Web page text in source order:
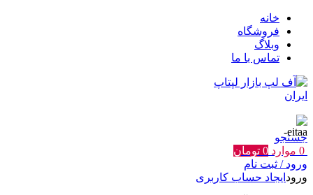
خانه
فروشگاه
وبلاگ
تماس با ما
جستجو
0 موارد 0 تومان
ورود / ثبت نام
ورود ایجاد حساب کاربری